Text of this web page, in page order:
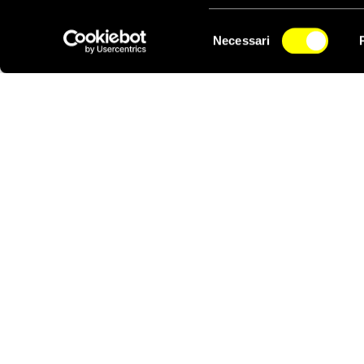
del
Necessari
La pena di morte
Il 1° aprile 2015,
denunciato un
terrorismo e
NEWSLETTER